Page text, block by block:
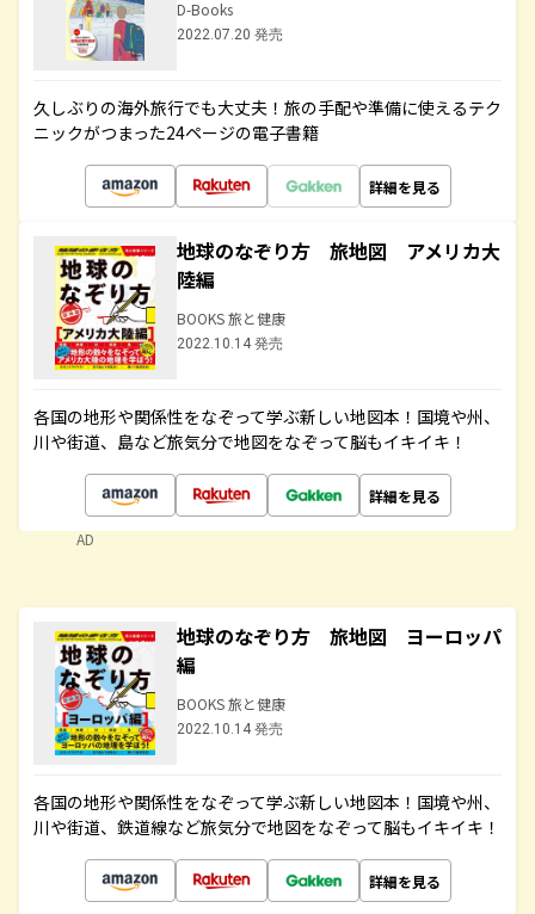
D-Books
2022.07.20 発売
久しぶりの海外旅行でも大丈夫！旅の手配や準備に使えるテク
ニックがつまった24ページの電子書籍
詳細を見る
地球のなぞり方 旅地図 アメリカ大
陸編
BOOKS 旅と健康
2022.10.14 発売
各国の地形や関係性をなぞって学ぶ新しい地図本！国境や州、
川や街道、島など旅気分で地図をなぞって脳もイキイキ！
詳細を見る
AD
地球のなぞり方 旅地図 ヨーロッパ
編
BOOKS 旅と健康
2022.10.14 発売
各国の地形や関係性をなぞって学ぶ新しい地図本！国境や州、
川や街道、鉄道線など旅気分で地図をなぞって脳もイキイキ！
詳細を見る